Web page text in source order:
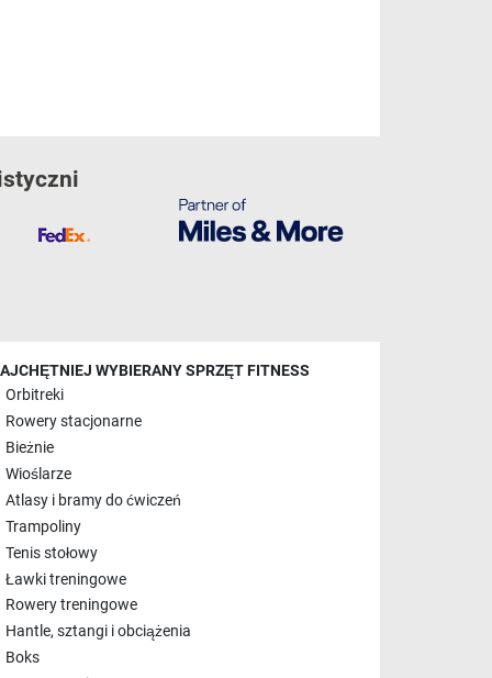
WYBIERANY SPRZĘT FITNESS
Orbitreki
Rowery stacjonarne
Bieżnie
Wioślarze
Atlasy i bramy do ćwiczeń
Trampoliny
Tenis stołowy
Ławki treningowe
Rowery treningowe
Hantle, sztangi i obciążenia
Boks